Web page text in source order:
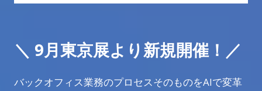
＼ 9月東京展より新規開催！ ／
バックオフィス業務のプロセスそのものをAIで変革